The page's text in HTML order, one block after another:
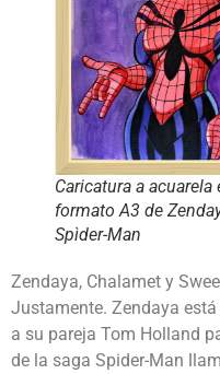
Caricatura a acuarela
formato A3 de
Spìder-Man
Zendaya, Chalamet y
Justamente. Zendaya
a su pareja Tom Holland
de la saga Spider-Man